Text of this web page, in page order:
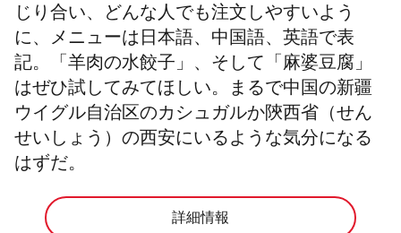
じり合い、どんな人でも注文しやすいよう
に、メニューは日本語、中国語、英語で表
記。「羊肉の水餃子」、そして「麻婆豆腐」
はぜひ試してみてほしい。まるで中国の新疆
ウイグル自治区のカシュガルか陝西省（せん
せいしょう）の西安にいるような気分になる
はずだ。
詳細情報